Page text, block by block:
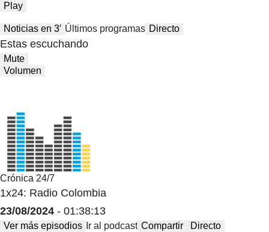
Play
Noticias en 3′ Últimos programas Directo
Estas escuchando
Mute
Volumen
Crónica 24/7
1x24: Radio Colombia
23/08/2024 - 01:38:13
Ver más episodios Ir al podcast Compartir Directo